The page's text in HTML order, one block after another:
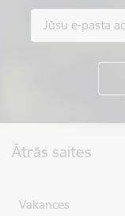
Ātrās saites
Vakances